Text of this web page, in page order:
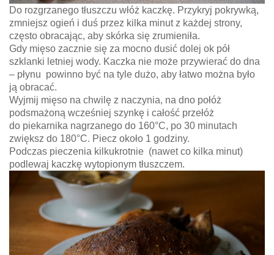
Do rozgrzanego tłuszczu włóż kaczkę. Przykryj pokrywką,
zmniejsz ogień i duś przez kilka minut z każdej strony,
często obracając, aby skórka się zrumieniła.
Gdy mięso zacznie się za mocno dusić dolej ok pół
szklanki letniej wody. Kaczka nie może przywierać do dna
– płynu powinno być na tyle dużo, aby łatwo można było
ją obracać.
Wyjmij mięso na chwilę z naczynia, na dno połóż
podsmażoną wcześniej szynkę i całość przełóż
do piekarnika nagrzanego do 160°C, po 30 minutach
zwiększ do 180°C. Piecz około 1 godziny.
Podczas pieczenia kilkukrotnie (nawet co kilka minut)
podlewaj kaczkę wytopionym tłuszczem.